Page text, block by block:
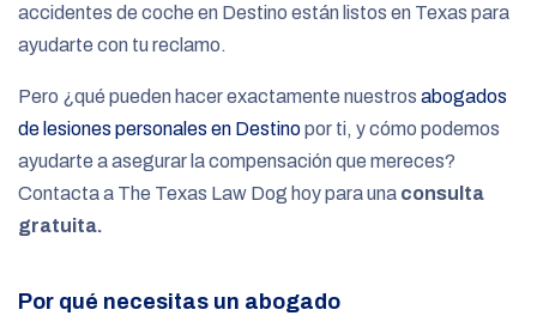
accidentes de coche en Destino están listos en Texas para
ayudarte con tu reclamo.
Pero ¿qué pueden hacer exactamente nuestros abogados
de lesiones personales en Destinopor ti, y cómo podemos
ayudarte a asegurar la compensación que mereces?
Contacta a The Texas Law Dog hoy para una consulta
gratuita.
Por qué necesitas un abogado